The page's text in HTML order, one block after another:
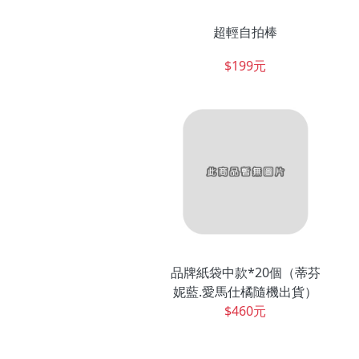
超輕自拍棒
$199元
品牌紙袋中款*20個（蒂芬
妮藍.愛馬仕橘隨機出貨）
$460元